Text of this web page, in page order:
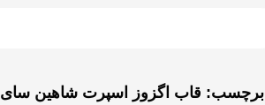
برچسب: قاب اگزوز اسپرت شاهین سای